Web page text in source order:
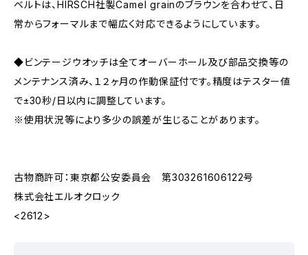
ベルトは、HIRSCH社製Camel grainのブラウンを合わせて、日
常からフォーマルまで幅広く対応できるようにしています。
◆ビンテージウオッチは全てオーバーホール及び部品交換等の
メンテナンス済み、１２ヶ月の作動保証付です。精度はテスター値
で±30秒/日以内に調整しています。
※使用状況等により多少の誤差が生じることがあります。
古物商許可：東京都公安委員会 第303261606122号
株式会社エルオクロック
<2612>